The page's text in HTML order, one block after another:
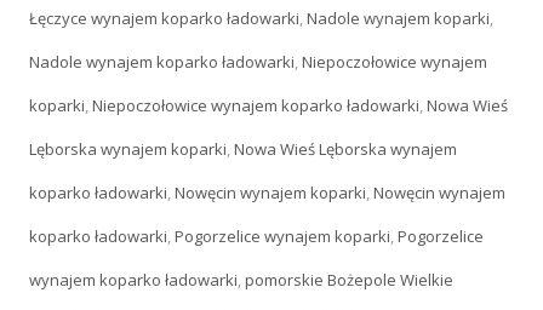
Łęczyce wynajem koparko ładowarki,Nadole wynajem koparki,
Nadole wynajem koparko ładowarki,Niepoczołowice wynajem
koparki,Niepoczołowice wynajem koparko ładowarki,Nowa Wieś
Lęborska wynajem koparki,Nowa Wieś Lęborska wynajem
koparko ładowarki,Nowęcin wynajem koparki,Nowęcin wynajem
koparko ładowarki,Pogorzelice wynajem koparki,Pogorzelice
wynajem koparko ładowarki,pomorskie Bożepole Wielkie